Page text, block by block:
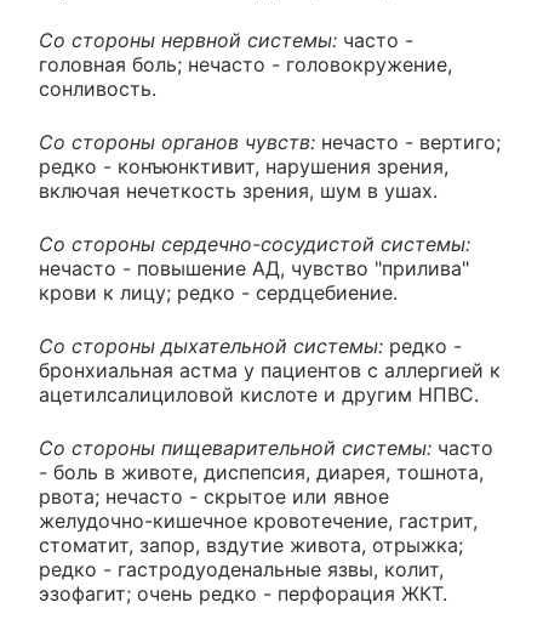
Со стороны нервной системы: часто -
головная боль; нечасто - головокружение,
сонливость.
Со стороны органов чувств: нечасто - вертиго;
редко - конъюнктивит, нарушения зрения,
включая нечеткость зрения, шум в ушах.
Со стороны сердечно-сосудистой системы:
нечасто - повышение АД, чувство "прилива"
крови к лицу; редко - сердцебиение.
Со стороны дыхательной системы: редко -
бронхиальная астма у пациентов с аллергией к
ацетилсалициловой кислоте и другим НПВС.
Со стороны пищеварительной системы: часто
- боль в животе, диспепсия, диарея, тошнота,
рвота; нечасто - скрытое или явное
желудочно-кишечное кровотечение, гастрит,
стоматит, запор, вздутие живота, отрыжка;
редко - гастродуоденальные язвы, колит,
эзофагит; очень редко - перфорация ЖКТ.